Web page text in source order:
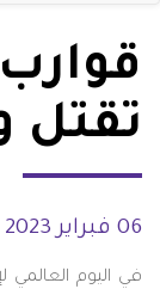
تقتل
06 فبراير 2023
في اليوم العالمي